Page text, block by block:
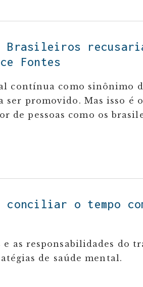
Fontes
contínua como sinônimo
promovido. Mas isso é
de pessoas como os
conciliar o tempo
as responsabilidades do
de saúde mental.